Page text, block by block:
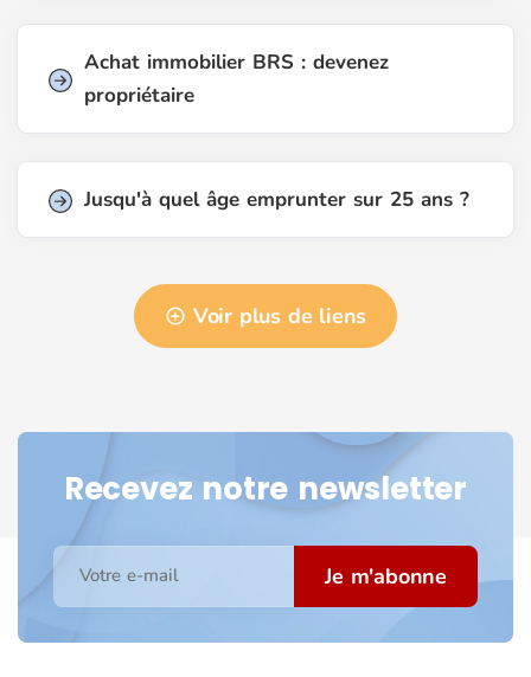
Achat immobilier BRS : devenez
propriétaire
Jusqu'à quel âge emprunter sur 25 ans ?
Voir plus de liens
Recevez notre newsletter
Votre e-mail Je m'abonne